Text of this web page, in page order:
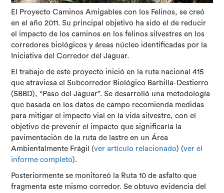
El Proyecto Caminos Amigables con los Felinos, se creó
en el año 2011. Su principal objetivo ha sido el de reducir
el impacto de los caminos en los felinos silvestres en los
corredores biológicos y áreas núcleo identificadas por la
Iniciativa del Corredor del Jaguar.
El trabajo de este proyecto inició en la ruta nacional 415
que atraviesa el Subcorredor Biológico Barbilla-Destierro
(SBBD), “Paso del Jaguar”. Se desarrolló una metodología
que basada en los datos de campo recomienda medidas
para mitigar el impacto vial en la vida silvestre, con el
objetivo de prevenir el impacto que significaría la
pavimentación de la ruta de lastre en un Área
Ambientalmente Frágil (ver artículo relacionado) (ver el
informe completo).
Posteriormente se monitoreó la Ruta 10 de asfalto que
fragmenta este mismo corredor. Se obtuvo evidencia del